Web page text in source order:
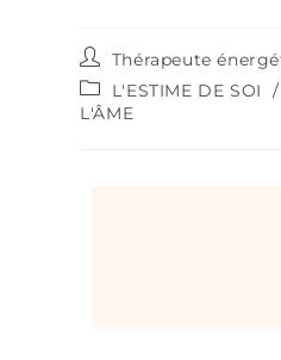
Thérapeute
L'ESTIME DE SOI
/
L'ÂME